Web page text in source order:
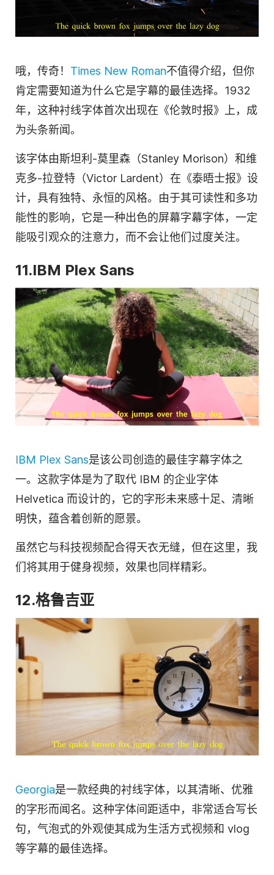
哦，传奇！ Times New Roman不值得介绍，但你
肯定需要知道为什么它是字幕的最佳选择。1932
年，这种衬线字体首次出现在《伦敦时报》上，成
为头条新闻。
该字体由斯坦利-莫里森（Stanley Morison）和维
克多-拉登特（Victor Lardent）在《泰晤士报》设
计，具有独特、永恒的风格。由于其可读性和多功
能性的影响，它是一种出色的屏幕字幕字体，一定
能吸引观众的注意力，而不会让他们过度关注。
11.IBM Plex Sans
IBM Plex Sans是该公司创造的最佳字幕字体之
一。这款字体是为了取代 IBM 的企业字体
Helvetica 而设计的，它的字形未来感十足、清晰
明快，蕴含着创新的愿景。
虽然它与科技视频配合得天衣无缝，但在这里，我
们将其用于健身视频，效果也同样精彩。
12.格鲁吉亚
Georgia是一款经典的衬线字体，以其清晰、优雅
的字形而闻名。这种字体间距适中，非常适合写长
句，气泡式的外观使其成为生活方式视频和 vlog
等字幕的最佳选择。